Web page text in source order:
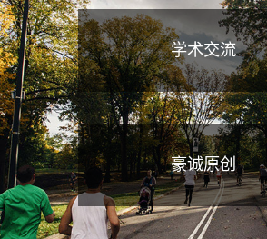
学术交流
豪诚原创